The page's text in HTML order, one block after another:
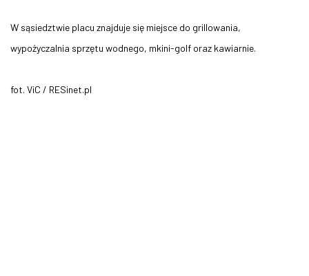
W sąsiedztwie placu znajduje się miejsce do grillowania,
wypożyczalnia sprzętu wodnego, mkini-golf oraz kawiarnie.
fot. ViC / RESinet.pl